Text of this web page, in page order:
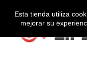
Esta tienda utiliza
mejorar su